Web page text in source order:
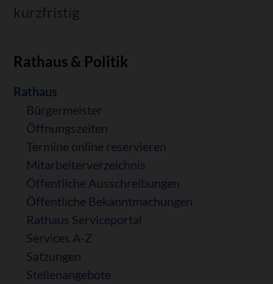
Rathaus & Politik
Navigation
überspringen
Rathaus
Bürgermeister
Öffnungszeiten
Termine online reservieren
Mitarbeiterverzeichnis
Öffentliche Ausschreibungen
Öffentliche Bekanntmachungen
Rathaus Serviceportal
Services A-Z
Satzungen
Stellenangebote
kurzfristig